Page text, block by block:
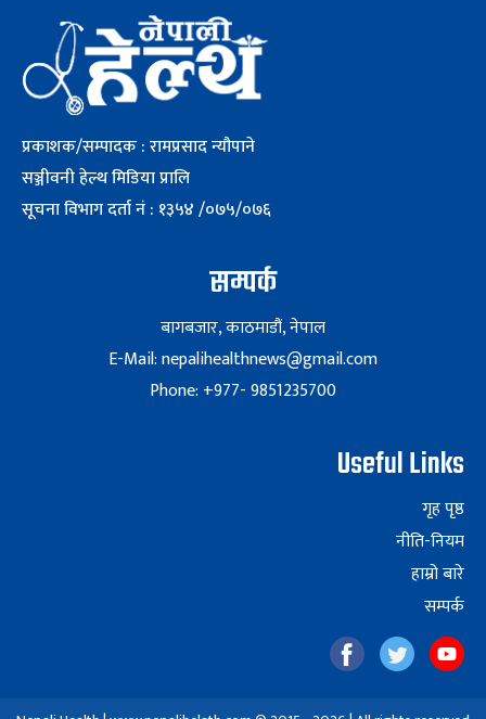
प्रकाशक/सम्पादक : रामप्रसाद न्यौपाने
सञ्जीवनी हेल्थ मिडिया प्रालि
सूचना विभाग दर्ता नं : १३५४ /०७५/०७६
सम्पर्क
बागबजार, काठमाडौं, नेपाल
E-Mail: nepalihealthnews@gmail.com
Phone: +977- 9851235700
Useful Links
गृह पृष्ठ
नीति-नियम
हाम्रो बारे
सम्पर्क